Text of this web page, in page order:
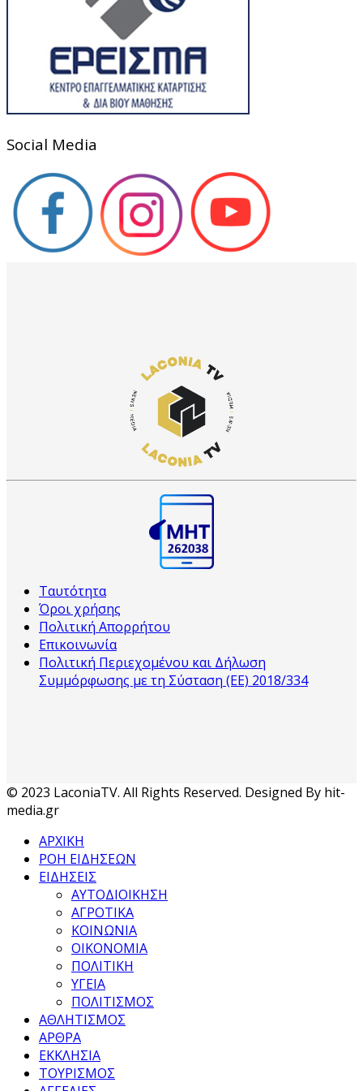
Social Media
Ταυτότητα
Όροι χρήσης
Πολιτική Απορρήτου
Επικοινωνία
Πολιτική Περιεχομένου και Δήλωση
Συμμόρφωσης με τη Σύσταση (ΕΕ) 2018/334
© 2023 LaconiaTV. All Rights Reserved. Designed By hit-
media.gr
ΑΡΧΙΚΗ
ΡΟΗ ΕΙΔΗΣΕΩΝ
ΕΙΔΗΣΕΙΣ
ΑΥΤΟΔΙΟΙΚΗΣΗ
ΑΓΡΟΤΙΚΑ
ΚΟΙΝΩΝΙΑ
ΟΙΚΟΝΟΜΙΑ
ΠΟΛΙΤΙΚΗ
ΥΓΕΙΑ
ΠΟΛΙΤΙΣΜΟΣ
ΑΘΛΗΤΙΣΜΟΣ
ΑΡΘΡΑ
ΕΚΚΛΗΣΙΑ
ΤΟΥΡΙΣΜΟΣ